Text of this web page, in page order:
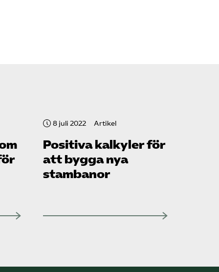
8 juli 2022 Artikel
Positiva kalkyler för
att bygga nya
stambanor